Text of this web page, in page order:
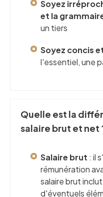
Soyez
et la
un tiers
Soyez concis
l'essentiel, une
Quelle est la
salaire brut et net
Salaire brut : il
rémunération
salaire brut
d'éventuels